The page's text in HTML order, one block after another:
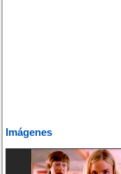
Imágenes